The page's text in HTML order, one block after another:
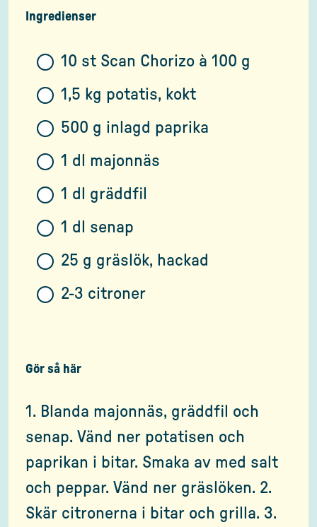
Ingredienser
10 st Scan Chorizo à 100 g
1,5 kg potatis, kokt
500 g inlagd paprika
1 dl majonnäs
1 dl gräddfil
1 dl senap
25 g gräslök, hackad
2-3 citroner
Gör så här
1. Blanda majonnäs, gräddfil och
senap. Vänd ner potatisen och
paprikan i bitar. Smaka av med salt
och peppar. Vänd ner gräslöken. 2.
Skär citronerna i bitar och grilla. 3.